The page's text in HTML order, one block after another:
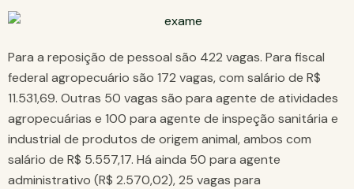
Para a reposição de pessoal são 422 vagas. Para fiscal
federal agropecuário são 172 vagas, com salário de R$
11.531,69. Outras 50 vagas são para agente de atividades
agropecuárias e 100 para agente de inspeção sanitária e
industrial de produtos de origem animal, ambos com
salário de R$ 5.557,17. Há ainda 50 para agente
administrativo (R$ 2.570,02), 25 vagas para